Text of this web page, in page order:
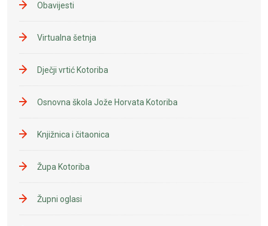
Obavijesti
Virtualna šetnja
Dječji vrtić Kotoriba
Osnovna škola Jože Horvata Kotoriba
Knjižnica i čitaonica
Župa Kotoriba
Župni oglasi